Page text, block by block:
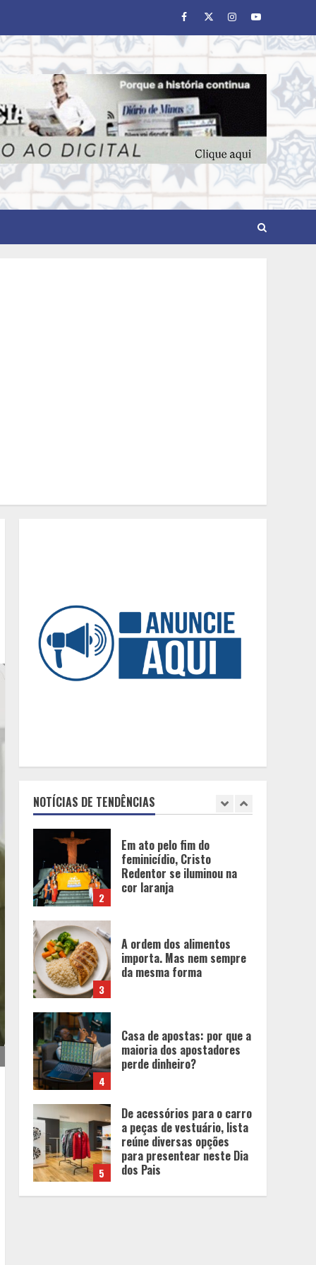
Facebook
TwitterInstagram
Youtube
NOTÍCIAS DE TENDÊNCIAS
5
reúne diversas opções
para presentear neste Dia
dos Pais
feminicídio, Cristo
Redentor se iluminou na
3
A ordem dos alimentos
importa. Mas nem sempre
4
Casa de apostas: por que a
5
De acessórios para o carro
a peças de vestuário, lista
dos Pais
BH será a Capital da
Cachaça com a